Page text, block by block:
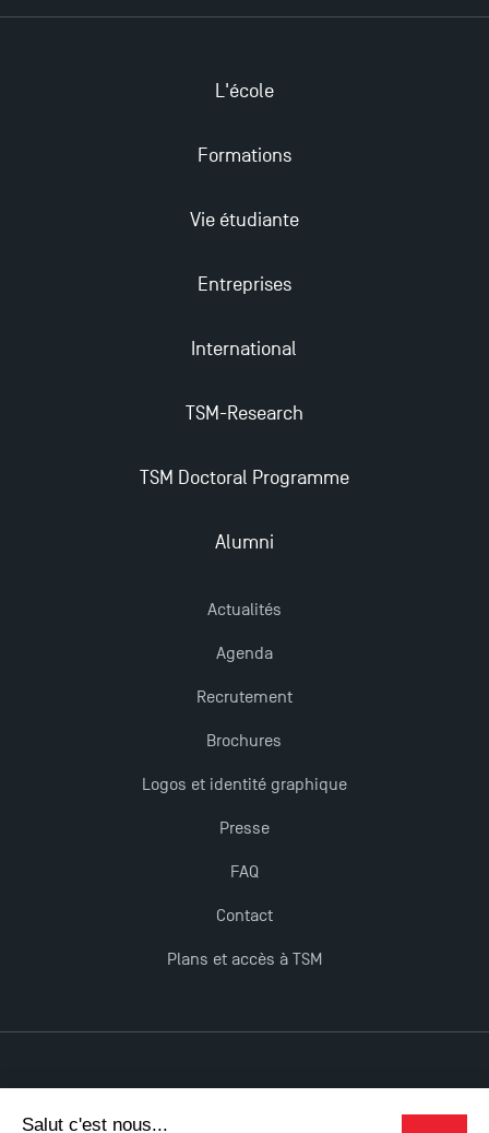
L'école
Formations
Vie étudiante
Entreprises
International
TSM-Research
TSM Doctoral Programme
Alumni
Actualités
Agenda
Recrutement
Brochures
Logos et identité graphique
Presse
FAQ
Contact
Plans et accès à TSM